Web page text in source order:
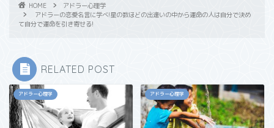
HOME
アドラー心理学
アドラーの恋愛名言に学べ!星の数ほどの出逢いの中から運命の人は自分で決め
て自分で運命を引き寄せる!
RELATED POST
アドラー心理学 アドラー心理学